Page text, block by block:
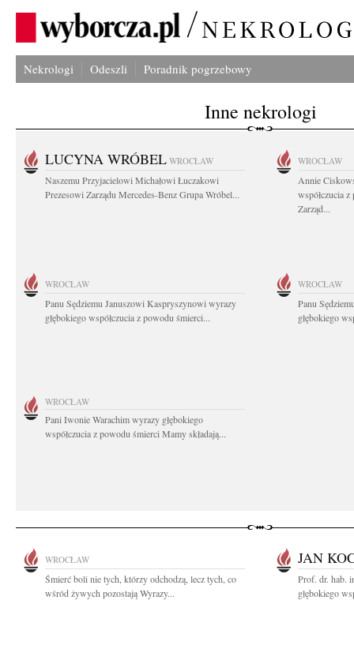
Nekrologi Odeszli Poradnik pogrzebowy
Inne nekrologi
LUCYNA WRÓBEL WROCŁAW
Naszemu Przyjacielowi Michałowi Łuczakowi
Prezesowi Zarządu Mercedes-Benz Grupa Wróbel...
WROCŁAW
Annie
współczucia
Zarząd...
WROCŁAW
Panu Sędziemu Januszowi Kaspryszynowi wyrazy
głębokiego współczucia z powodu śmierci...
WROCŁAW
Panu
głębokiego
WROCŁAW
Pani Iwonie Warachim wyrazy głębokiego
współczucia z powodu śmierci Mamy składają...
WROCŁAW
Śmierć boli nie tych, którzy odchodzą, lecz tych, co
wśród żywych pozostają Wyrazy...
JAN
Prof. dr. hab.
głębokiego